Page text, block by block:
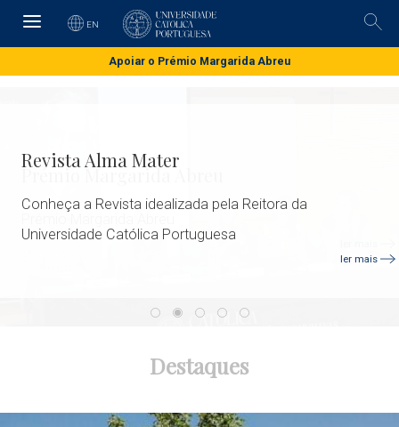
Skip
content
EN
Apoiar o Prémio Margarida Abreu
Revista Alma Mater
Conheça a Revista idealizada pela Reitora da
Universidade Católica Portuguesa
ler mais
Destaques